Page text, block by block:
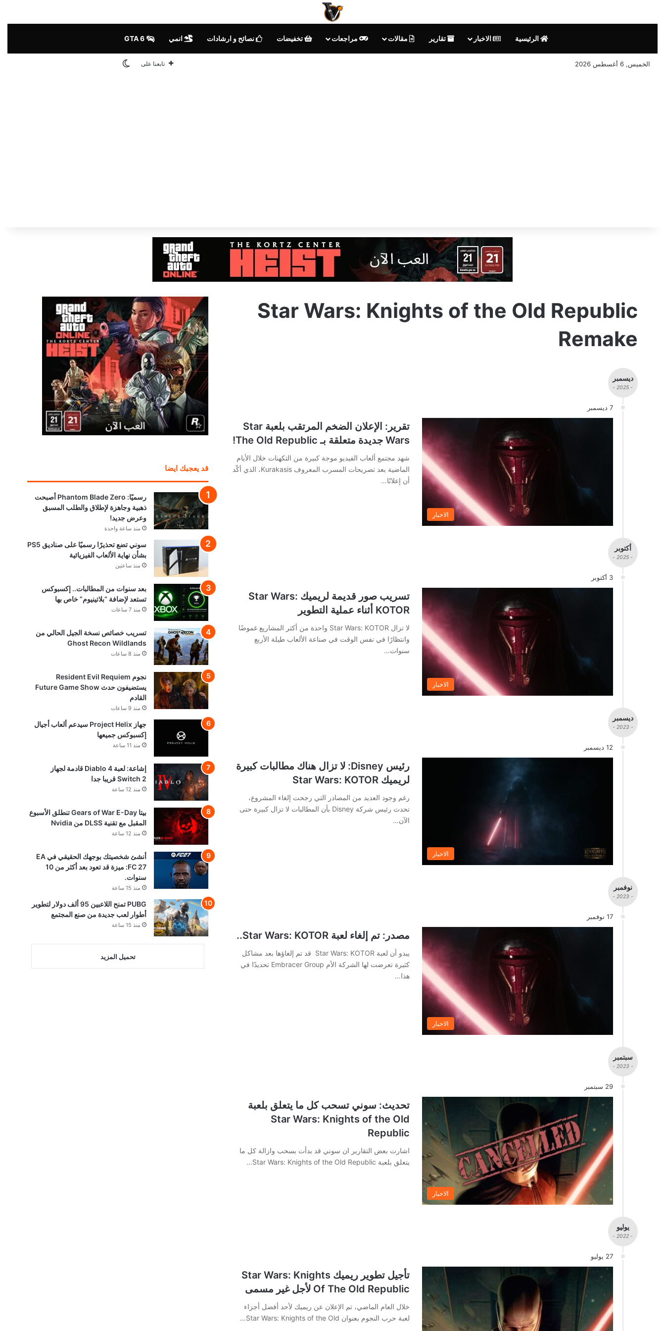
الرئيسية الاخبار تقارير مقالات مراجعات تخفيضات نصائح و ارشادات انمي
الخميس, 6 أغسطس 2026 تابعنا على الوضع المظلم
Star Wars: Knights of the Old Republic
Remake
ديسمبر
- 2025 -
7 ديسمبر
الاخبار
تقرير: الإعلان الضخم المرتقب بلعبة Star
Wars جديدة متعلقة بـ The Old Republic!
شهد مجتمع ألعاب الفيديو موجة كبيرة من التكهنات خلال الأيام
الماضية بعد تصريحات المسرب المعروف Kurakasis، الذي أكّد
أن إعلانًا…
أكتوبر
- 2025 -
3 أكتوبر
الاخبار
تسريب صور قديمة لريميك Star Wars:
KOTOR أثناء عملية التطوير
لا تزال Star Wars: KOTOR واحدة من أكثر المشاريع غموضًا
وانتظارًا في نفس الوقت في صناعة الألعاب طيلة الأربع
سنوات…
ديسمبر
- 2023 -
12 ديسمبر
الاخبار
رئيس Disney: لا تزال هناك مطالبات كبيرة
لريميك Star Wars: KOTOR
رغم وجود العديد من المصادر التي رجحت إلغاء المشروع،
تحدث رئيس شركة Disney بأن المطالبات لا تزال كبيرة حتى
الآن…
نوفمبر
- 2023 -
17 نوفمبر
الاخبار
مصدر: تم إلغاء لعبة Star Wars: KOTOR..
يبدو أن لعبة Star Wars: KOTOR قد تم إلغاؤها بعد مشاكل
كثيرة تعرضت لها الشركة الأم Embracer Group تحديدًا في
هذا…
سبتمبر
- 2023 -
29 سبتمبر
الاخبار
تحديث: سوني تسحب كل ما يتعلق بلعبة
Star Wars: Knights of the Old
Republic
اشارت بعض التقارير ان سوني قد بدأت بسحب وازالة كل ما
يتعلق بلعبة Star Wars: Knights of the Old Republic…
يوليو
- 2022 -
27 يوليو
تأجيل تطوير ريميك Star Wars: Knights
Of The Old Republic لأجل غير مسمى
خلال العام الماضي، تم الإعلان عن ريميك لأحد أفضل أجزاء
لعبة حرب النجوم بعنوان Star Wars: Knights of the Old…
قد يعجبك ايضا
رسميًا: Phantom Blade Zero أصبحت
ذهبية وجاهزة لإطلاق والطلب المسبق
وعرض جديد!
منذ ساعة واحدة
سوني تضع تحذيرًا رسميًا على صناديق PS5
بشأن نهاية الألعاب الفيزيائية
منذ ساعتين
بعد سنوات من المطالبات.. إكسبوكس
تستعد لإضافة “بلاتينيوم” خاص بها
منذ 7 ساعات
تسريب خصائص نسخة الجيل الحالي من
Ghost Recon Wildlands
منذ 8 ساعات
نجوم Resident Evil Requiem
يستضيفون حدث Future Game Show
القادم
منذ 9 ساعات
جهاز Project Helix سيدعم ألعاب أجيال
إكسبوكس جميعها
منذ 11 ساعة
إشاعة: لعبة Diablo 4 قادمة لجهاز
Switch 2 قريبا جدا
منذ 12 ساعة
بيتا Gears of War E-Day تنطلق الأسبوع
المقبل مع تقنية DLSS من Nvidia
منذ 12 ساعة
أنشئ شخصيتك بوجهك الحقيقي في EA
FC 27: ميزة قد تعود بعد أكثر من 10
سنوات.
منذ 15 ساعة
PUBG تمنح اللاعبين 95 ألف دولار لتطوير
أطوار لعب جديدة من صنع المجتمع
منذ 15 ساعة
تحميل المزيد